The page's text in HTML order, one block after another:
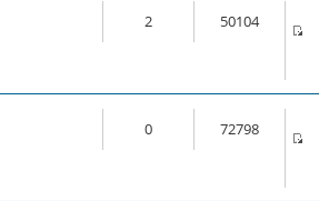
2 50104
0 72798